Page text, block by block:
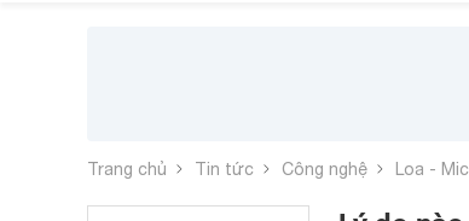
Trang chủ Tin tức Công nghệ Loa -